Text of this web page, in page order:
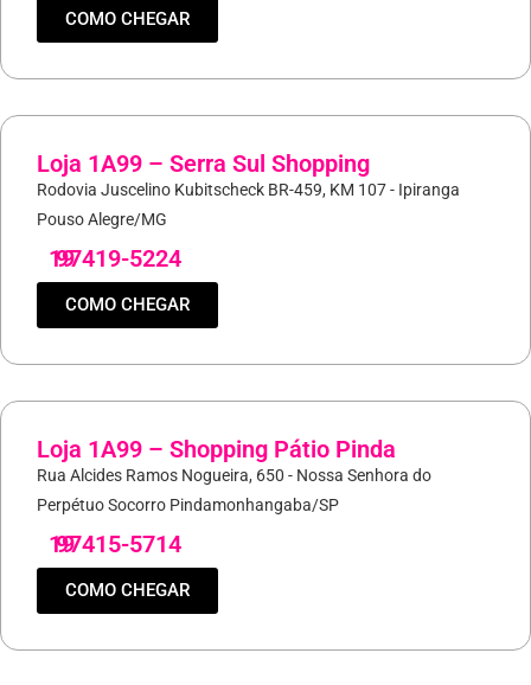
COMO CHEGAR
Loja 1A99 – Serra Sul Shopping
Rodovia Juscelino Kubitscheck BR-459, KM 107 - Ipiranga
Pouso Alegre/MG
19
97419-5224
COMO CHEGAR
Loja 1A99 – Shopping Pátio Pinda
Rua Alcides Ramos Nogueira, 650 - Nossa Senhora do
Perpétuo Socorro Pindamonhangaba/SP
19
97415-5714
COMO CHEGAR